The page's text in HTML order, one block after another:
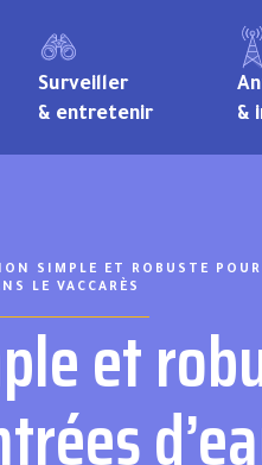
Surveiller
& entretenir
&
SIMPLE ET ROBUSTE
LE VACCARÈS
et